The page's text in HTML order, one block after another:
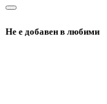
Не е добавен в любими